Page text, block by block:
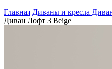
Главная Диваны и кресла
Диван Лофт 3 Beige